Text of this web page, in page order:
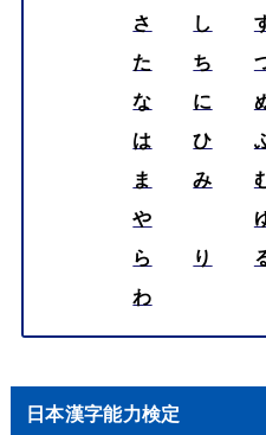
さ
し
た
ち
な
に
は
ひ
ま
み
や
ら
り
わ
日本漢字能力検定